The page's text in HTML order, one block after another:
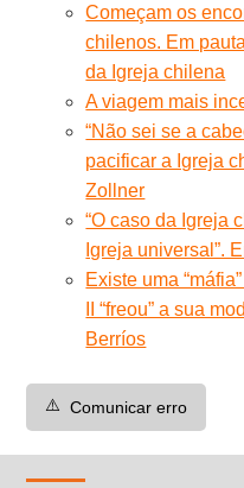
Começam os
chilenos. Em
da Igreja chilena
A viagem mais
“Não sei se a
pacificar a Igreja
Zollner
“O caso da Igreja
Igreja universal”.
Existe uma
II “freou” a sua
Berríos
⚠️ Comunicar erro